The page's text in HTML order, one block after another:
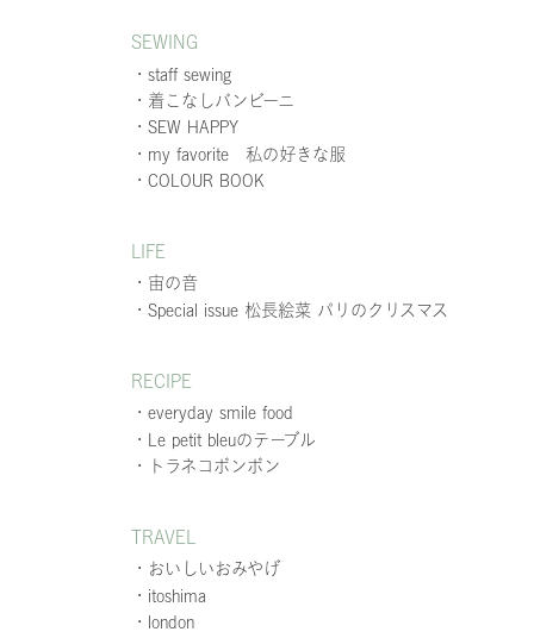
SEWING
・staff sewing
・着こなしバンビーニ
・SEW HAPPY
・my favorite 私の好きな服
・COLOUR BOOK
LIFE
・宙の音
・Special issue 松長絵菜 パリのクリスマス
RECIPE
・everyday smile food
・Le petit bleuのテーブル
・トラネコボンボン
TRAVEL
・おいしいおみやげ
・itoshima
・london